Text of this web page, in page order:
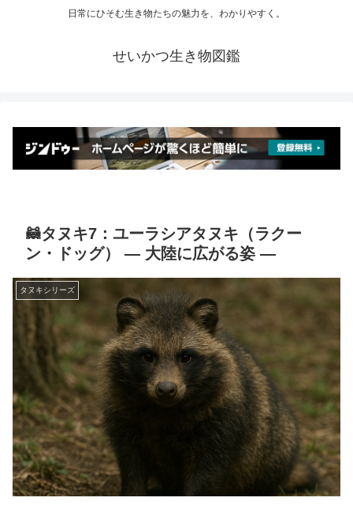
日常にひそむ生き物たちの魅力を、わかりやすく。
せいかつ生き物図鑑
🦝タヌキ7：ユーラシアタヌキ（ラクー
ン・ドッグ） ― 大陸に広がる姿 ―
タヌキシリーズ